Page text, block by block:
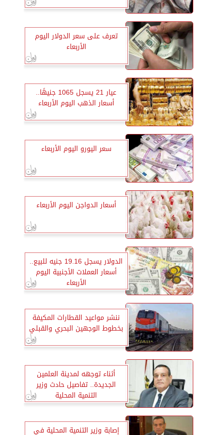
تعرف على سعر الدولار اليوم
الأربعاء
عيار 21 يسجل 1065 جنيهًا..
أسعار الذهب اليوم الأربعاء
سعر اليورو اليوم الأربعاء
أسعار الدواجن اليوم الأربعاء
الدولار يسجل 19.16 جنيه للبيع..
أسعار العملات الأجنبية اليوم
الأربعاء
ننشر مواعيد القطارات المكيفة
بخطوط الوجهين البحري والقبلي
أثناء توجهه لمدينة العلمين
الجديدة.. تفاصيل حادث وزير
التنمية المحلية
إصابة وزير التنمية المحلية في